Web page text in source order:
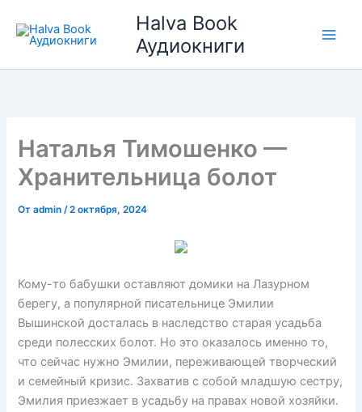
содержимому
Halva Book
Аудиокниги
Наталья Тимошенко —
Хранительница болот
Отadmin/2 октября, 2024
Кому-то бабушки оставляют домики на Лазурном
берегу, а популярной писательнице Эмилии
Вышинской досталась в наследство старая усадьба
среди полесских болот. Но это оказалось именно то,
что сейчас нужно Эмилии, переживающей творческий
и семейный кризис. Захватив с собой младшую сестру,
Эмилия приезжает в усадьбу на правах новой хозяйки.